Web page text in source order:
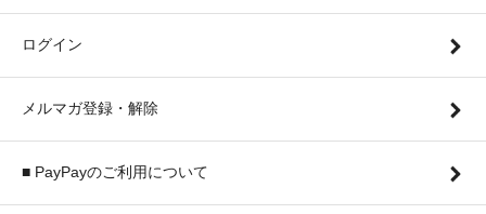
ログイン
メルマガ登録・解除
■ PayPayのご利用について